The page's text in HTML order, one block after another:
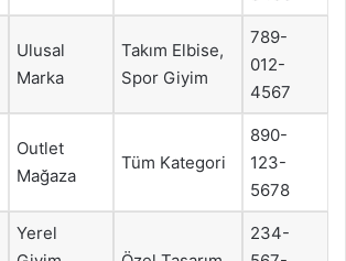
Ulusal
Marka
Takım Elbise,
Spor Giyim
789-
012-
4567
Outlet
Mağaza
Tüm Kategori
890-
123-
5678
Yerel
234-